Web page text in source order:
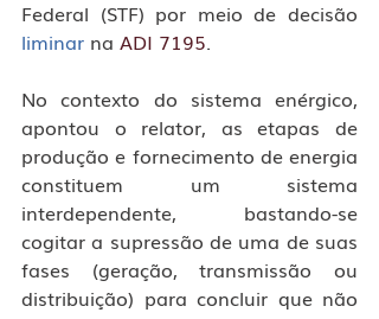
liminar na ADI 7195.
No contexto do sistema enérgico,
apontou o relator, as etapas de
produção e fornecimento de energia
constituem um sistema
interdependente, bastando-se
cogitar a supressão de uma de suas
fases (geração, transmissão ou
distribuição) para concluir que não